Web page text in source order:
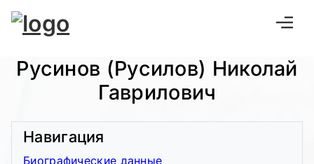
Русинов (Русилов) Николай
Гаврилович
Навигация
Биографические данные